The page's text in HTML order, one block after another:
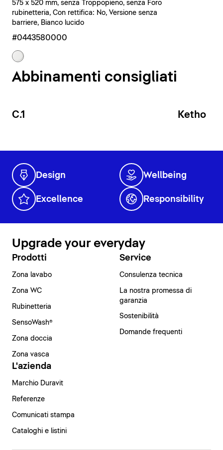
575 x 520 mm, senza Troppopieno, senza Foro
rubinetteria, Con rettifica: No, Versione senza
barriere, Bianco lucido
#0443580000
Abbinamenti consigliati
C.1 Ketho
Design Wellbeing
Excellence Responsibility
Upgrade your everyday
Prodotti
Zona lavabo
Zona WC
Rubinetteria
SensoWash®
Zona doccia
Zona vasca
Service
Consulenza tecnica
La nostra promessa di
garanzia
Sostenibilità
Domande frequenti
L'azienda
Marchio Duravit
Referenze
Comunicati stampa
Cataloghi e listini